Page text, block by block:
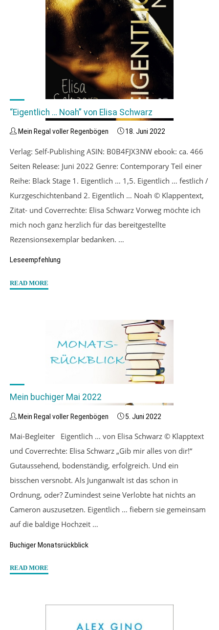
“Eigentlich … Noah” von Elisa Schwarz
Mein Regal voller Regenbögen 18. Juni 2022
Verlag: Self-Publishing ASIN: B0B4FJX3NW ebook: ca. 466
Seiten Release: Juni 2022 Genre: Contemporary Teil einer
Reihe: Black Stage 1. Eigentlich … 1,5. Eigentlich … festlich /
Kurzgeschichtenband 2. Eigentlich … Noah © Klappentext,
Zitat- und Coverrechte: Elisa Schwarz Vorweg möchte ich
mich noch ganz herzlich für das bereitgestellte
Rezensionsexemplar bedanken. …
Leseempfehlung
READ MORE
Schwarz"
Mein buchiger Mai 2022
Mein Regal voller Regenbögen 5. Juni 2022
Mai-Begleiter Eigentlich … von Elisa Schwarz © Klapptext
und Coverrechte: Elisa Schwarz „Gib mir alles von dir!“
Gutaussehend, bodenständig, erfolgreich. Und ein
bisschen versnobt. Als Junganwalt ist das schon in
Ordnung, oder? Zumindest seine Verlobte hat nichts an
Cameron auszusetzen. Eigentlich … fiebern sie gemeinsam
auf die baldige Hochzeit …
Buchiger Monatsrückblick
READ MORE
2022"